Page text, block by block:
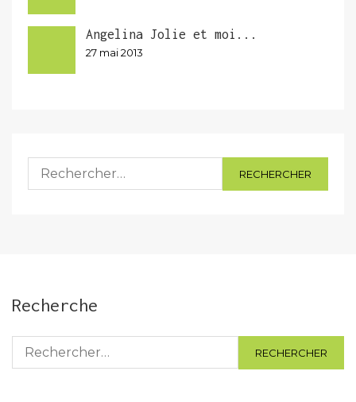
Angelina Jolie et moi...
27 mai 2013
Rechercher :
Recherche
Rechercher :